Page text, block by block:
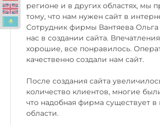
регионе и в других областях, мы
тому, что нам нужен сайт в
Сотрудник фирмы Вантяева Ольга
нас в создании сайта.
хорошие, все понравилось.
качественно создали нам сайт.
После создания сайта
количество клиентов, многие
что надобная фирма существует
области.